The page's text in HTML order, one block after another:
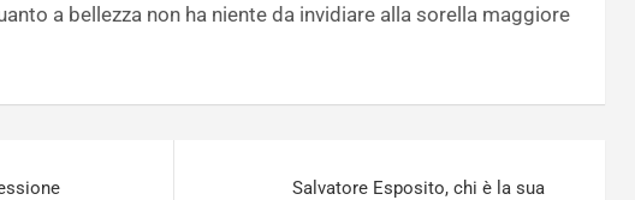
a bellezza non ha niente da invidiare alla sorella maggiore
Salvatore Esposito, chi è la sua